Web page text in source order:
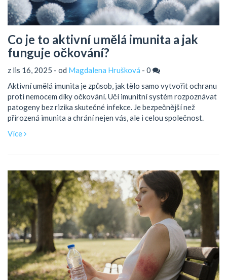
Co je to aktivní umělá imunita a jak
funguje očkování?
z lis 16, 2025 - od Magdalena Hrušková - 0
Aktivní umělá imunita je způsob, jak tělo samo vytvořit ochranu
proti nemocem díky očkování. Učí imunitní systém rozpoznávat
patogeny bez rizika skutečné infekce. Je bezpečnější než
přirozená imunita a chrání nejen vás, ale i celou společnost.
Více